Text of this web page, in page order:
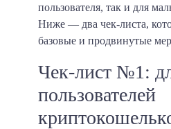
пользователя, так и для
Ниже — два чек-листа,
базовые и продвинутые
Чек-лист №1:
пользователей